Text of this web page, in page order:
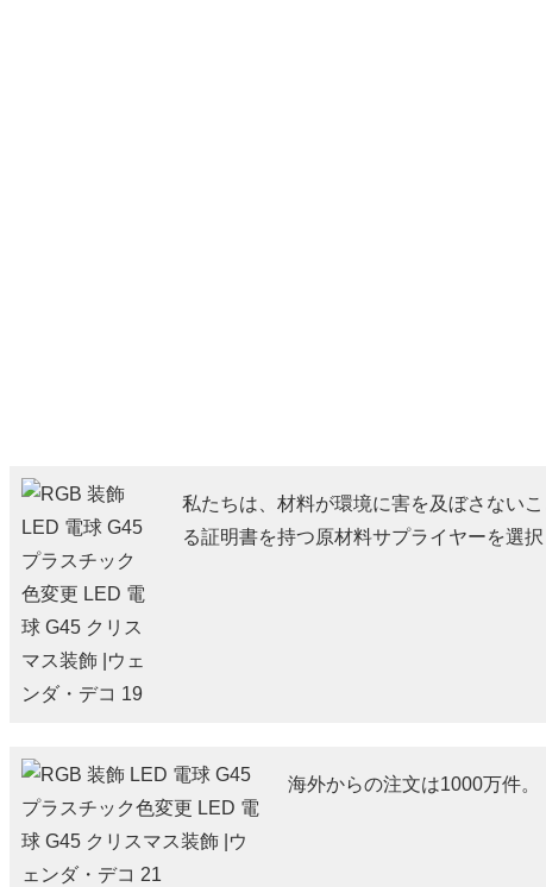
私たちは、材料が環境に害を及ぼさない
る証明書を持つ原材料サプライヤーを選択
海外からの注文は1000万件。